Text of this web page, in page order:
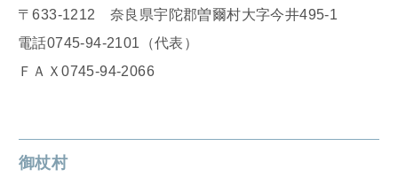
〒633-1212 奈良県宇陀郡曽爾村大字今井495-1
電話0745-94-2101（代表）
ＦＡＸ0745-94-2066
御杖村